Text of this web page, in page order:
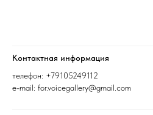
Контактная информация
телефон: +79105249112
e-mail: for.voicegallery@gmail.com